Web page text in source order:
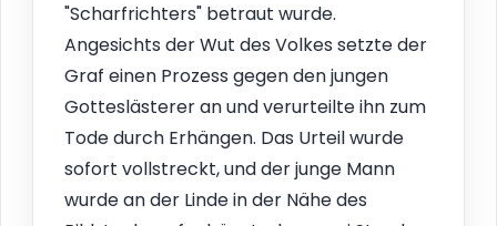
"Scharfrichters" betraut wurde.
Angesichts der Wut des Volkes setzte der
Graf einen Prozess gegen den jungen
Gotteslästerer an und verurteilte ihn zum
Tode durch Erhängen. Das Urteil wurde
sofort vollstreckt, und der junge Mann
wurde an der Linde in der Nähe des